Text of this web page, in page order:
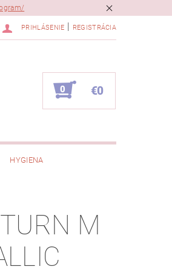
PRIHLÁSENIE REGISTRÁCIA
0 €0
HYGIENA
M